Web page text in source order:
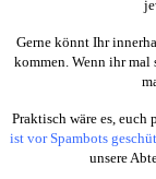
Gerne könnt Ihr
kommen. Wenn ihr mal
Praktisch wäre es,
ist vor Spambots
unsere